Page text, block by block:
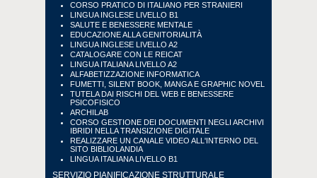
CORSO PRATICO DI ITALIANO PER STRANIERI
LINGUA INGLESE LIVELLO B1
SALUTE E BENESSERE MENTALE
EDUCAZIONE ALLA GENITORIALITÀ
LINGUA INGLESE LIVELLO A2
CATALOGARE CON LE REICAT
LINGUA ITALIANA LIVELLO A2
ALFABETIZZAZIONE INFORMATICA
FUMETTI, SILENT BOOK, MANGA E GRAPHIC NOVEL
TUTELA DAI RISCHI DEL WEB E BENESSERE
PSICOFISICO
ARCHILAB
CORSO GESTIONE DEI DOCUMENTI NEGLI ARCHIVI
IBRIDI NELLA TRANSIZIONE DIGITALE
REALIZZARE UN CANALE VIDEO ALL'INTERNO DEL
SITO BIBLIOLANDIA
LINGUA ITALIANA LIVELLO B1
SERVIZIO PIANIFICAZIONE STRUTTURALE